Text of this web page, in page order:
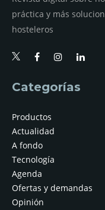
práctica y más
hosteleros
Categorías
Productos
Actualidad
A fondo
Tecnología
Agenda
Ofertas y demandas
Opinión